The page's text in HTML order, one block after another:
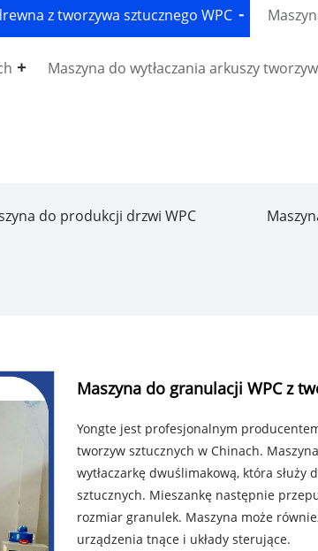
z tworzywa sztucznego WPC
Maszyna do wytłaczania arkuszy
do produkcji drzwi WPC
Maszyna do granulacji WPC z
Yongte jest profesjonalnym
tworzyw sztucznych w Chinach.
wytłaczarkę dwuślimakową, która
sztucznych. Mieszankę następnie
rozmiar granulek. Maszyna może
urządzenia tnące i układy sterujące.